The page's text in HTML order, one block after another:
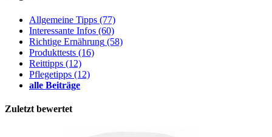
Allgemeine Tipps (77)
Interessante Infos (60)
Richtige Ernährung (58)
Produkttests (16)
Reittipps (12)
Pflegetipps (12)
alle Beiträge
Zuletzt bewertet